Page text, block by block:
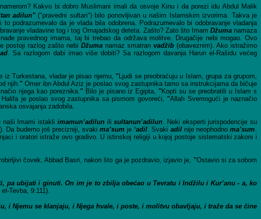
Kakvo bi dobro Muslimani imali da osvoje Kinu i da porezi idu Abdul Malik
adilun" ("pravedni sultan") bilo ponovljivan u našim Islamskim izvorima. Takva je
da je vlada bila odobrena. Podrazumevalo bi odobravanje vladanja
vladavine tog i tog Omajadskog deteta. Zašto? Zato što Imam Džumanamaza
pravednog imama, taj bi trebao da održava molitve. Drugačije nebi mogao. Ovo
postoji razlog zašto nebi Džuma namaz smatran vadžib(obaveznim). Ako istražimo
. Sa razlogom dabi imao više dobiti? Sa razlogom davanja Harun el-Rašidu većeg
Turkestana, vladar je pisao njemu, " Ljudi se preobraćuju u Islam, grupa za grupom,
njih. "Omer ibn Abdul Aziz je poslao svog zastupnika tamo sa instrukcijama da bičuje
njega kao poreznika. "Bilo je pisano iz Egipta, "Kopti su se preobratili u Islam s
je poslao svog zastupnika sa pismom govoreći, "Allah Svemogući je naznačio
osvajanja zadobila.
naši Imami istakli imamun’adilunilisultanun’adilun . Neki eksperti jurispodencije su
Da budemo još precizniji, svakima’sum je ‘adil . Svaki adilnije neophodnoma’sum
i oratori istraže ovo gradivo. U istinskoj religiji u kojoj postoje sistematski zakoni i
čovek, Abbad Basri, nakon što ga je pozdravio, izjavio je, "Ostavio si za sobom
pa ubijati i ginuti. On im je to zbilja obećao u Tevratu i Indžilu i Kur’anu - a, ko
el-Tevba, 9:111).
i Njemu se klanjaju, i Njega hvale, i poste, i molitvu obavljaju, i traže da se čine